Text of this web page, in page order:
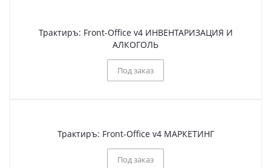
Трактиръ: Front-Office v4 ИНВЕНТАРИЗАЦИЯ И
АЛКОГОЛЬ
Под заказ
Трактиръ: Front-Office v4 МАРКЕТИНГ
Под заказ